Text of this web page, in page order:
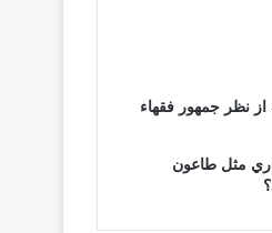
از نظر جمهور فقهاء
مثل طاعون